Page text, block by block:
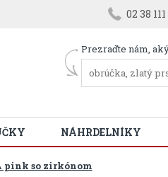
02 38
Prezraďte nám,
NÁHRDELNÍKY
pink so zirkónom